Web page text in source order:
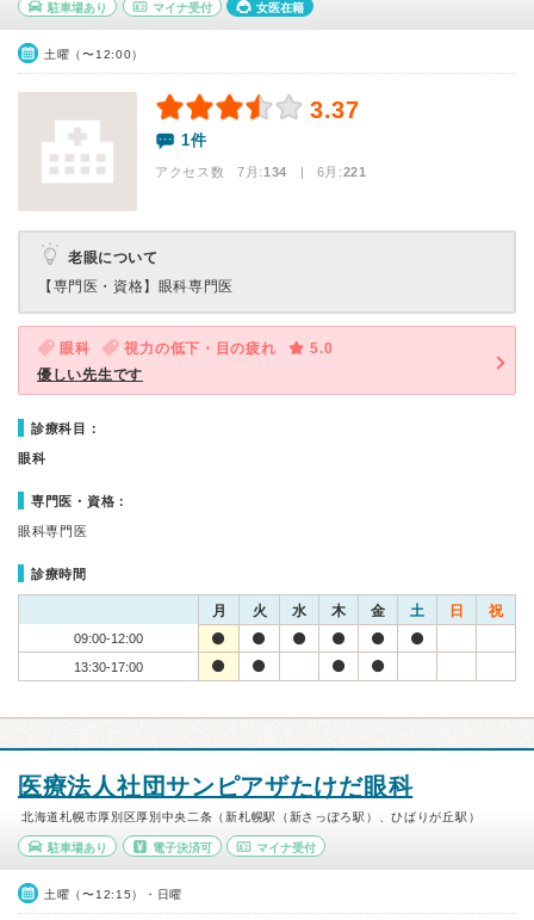
駐車場あり マイナ受付 女医在籍
土曜（〜12:00）
3.37
1件
アクセス数 7月:134 | 6月:221
老眼について
【専門医・資格】 眼科専門医
眼科 視力の低下・目の疲れ
5.0
優しい先生です
診療科目：
眼科
専門医・資格：
眼科専門医
診療時間
月 火 水 木 金 土 日 祝
09:00-12:00
13:30-17:00
医療法人社団サンピアザたけだ眼科
北海道札幌市厚別区厚別中央二条（新札幌駅（新さっぽろ駅）、ひばりが丘駅）
駐車場あり 電子決済可 マイナ受付
土曜（〜12:15）・日曜